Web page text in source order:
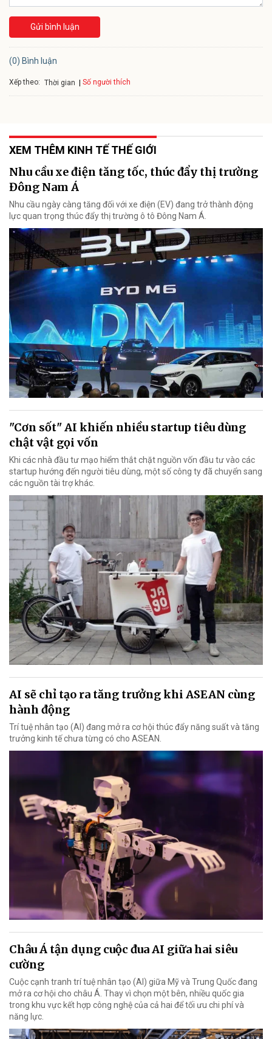
Gửi bình luận
(0) Bình luận
Xếp theo: Thời gian Số người thích
XEM THÊM KINH TẾ THẾ GIỚI
Nhu cầu xe điện tăng tốc, thúc đẩy thị trường
Đông Nam Á
Nhu cầu ngày càng tăng đối với xe điện (EV) đang trở thành động
lực quan trọng thúc đẩy thị trường ô tô Đông Nam Á.
"Cơn sốt" AI khiến nhiều startup tiêu dùng
chật vật gọi vốn
Khi các nhà đầu tư mạo hiểm thắt chặt nguồn vốn đầu tư vào các
startup hướng đến người tiêu dùng, một số công ty đã chuyển sang
các nguồn tài trợ khác.
AI sẽ chỉ tạo ra tăng trưởng khi ASEAN cùng
hành động
Trí tuệ nhân tạo (AI) đang mở ra cơ hội thúc đẩy năng suất và tăng
trưởng kinh tế chưa từng có cho ASEAN.
Châu Á tận dụng cuộc đua AI giữa hai siêu
cường
Cuộc cạnh tranh trí tuệ nhân tạo (AI) giữa Mỹ và Trung Quốc đang
mở ra cơ hội cho châu Á. Thay vì chọn một bên, nhiều quốc gia
trong khu vực kết hợp công nghệ của cả hai để tối ưu chi phí và
năng lực.